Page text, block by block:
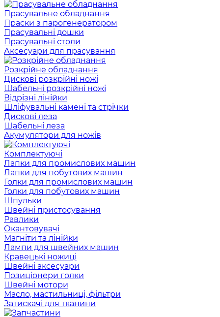
Прасувальне обладнання
Праски з парогенератором
Прасувальні дошки
Прасувальні столи
Аксесуари для прасування
Розкрійне обладнання
Дискові розкрійні ножі
Шабельні розкрійні ножі
Відрізні лінійки
Шліфувальні камені та стрічки
Дискові леза
Шабельні леза
Акумулятори для ножів
Комплектуючі
Лапки для промислових машин
Лапки для побутових машин
Голки для промислових машин
Голки для побутових машин
Шпульки
Швейні пристосування
Равлики
Окантовувачі
Магніти та лінійки
Лампи для швейних машин
Кравецькі ножиці
Швейні аксесуари
Позиціонери голки
Швейні мотори
Масло, мастильниці, фільтри
Затискачі для тканини